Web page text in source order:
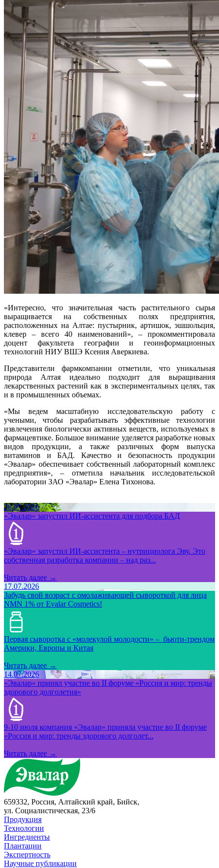
«Интересно, что значительная часть растительного сырья
выращивается на собственных полях предприятия,
расположенных на Алтае: пустырник, артишок, эшшольция,
клевер – всего 40 наименований», – прокомментировала
доцент факультета географии и геоинформационных
технологий НИУ ВШЭ Ксения Аверкиева.
Представители фармкомпании отметили, что уникальная
природа Алтая идеально подходит для выращивания
лекарственных растений как в экспериментальных целях, так
и в промышленных объемах.
«Мы ведем масштабную исследовательскую работу с
учеными, чтобы разрабатывать эффективные технологии
извлечения биологически активных веществ, используемых в
фармацевтике. Большое внимание уделяется разработке новых
видов продукции, а также различных форм выпуска
витаминов и БАД. Качество и безопасность продукции
«Эвалар» обеспечивает собственный лабораторный комплекс
предприятия», – отметила начальник исследовательской
лаборатории ЗАО «Эвалар» Елена Тихонова.
28.07.2026
«Эвалар» запустил ИИ-ассистента для подбора БАД
«Эвалар» запустил ИИ-ассистента – нутрициолога Эву. Это
собственная разработка компании – над раз...
Читать далее →
17.07.2026
Забудь свой возраст с омолаживающей сывороткой для лица
NMN 1% от Evalar Cosmetics!
Первая сыворотка с «молекулой молодости» – бьюти-трендом
Америки, Европы и Китая
Читать далее →
14.07.2026
«Эвалар» принял участие во II форуме «Россия и мир: тренды
здорового долголетия»
9-10 июля компания «Эвалар» приняла участие во II форуме
«Россия и мир: тренды здорового долголет...
Читать далее →
659332, Россия, Алтайский край, Бийск,
ул. Социалистическая, 23/6
Продукция
Технологии
Ингредиенты
Плантации
Экспертность
Научные публикации